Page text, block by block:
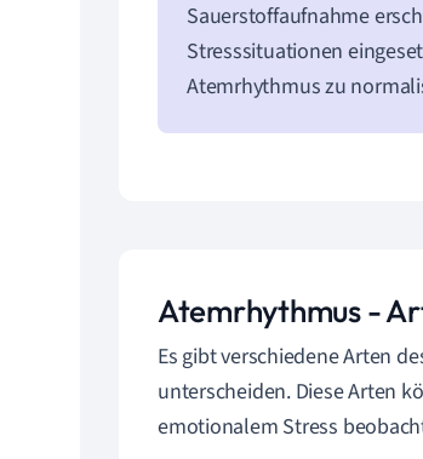
Sauerstoffaufnahme
Stresssituationen
Atemrhythmus zu
Atemrhythmus -
Es gibt verschiedene Arten
unterscheiden. Diese Arten
emotionalem Stress